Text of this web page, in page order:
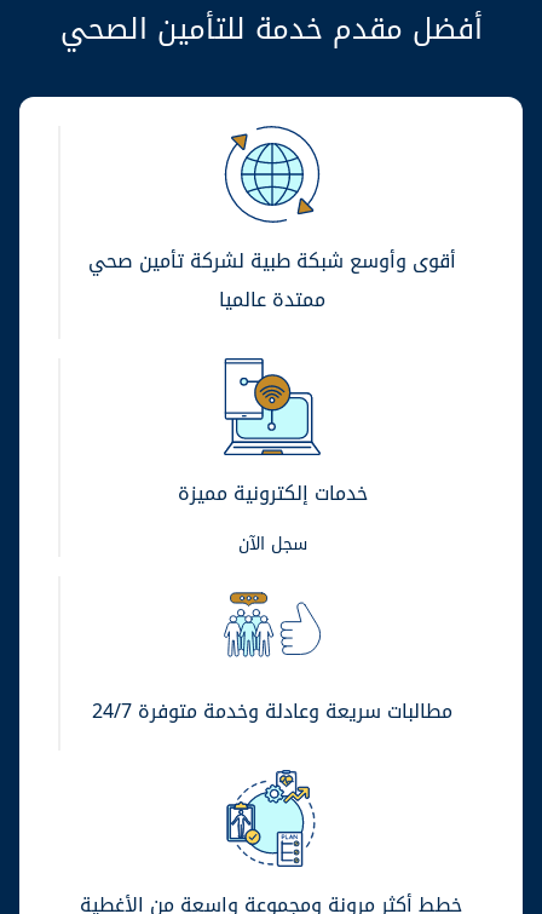
أفضل مقدم خدمة للتأمين الصحي
أقوى وأوسع شبكة طبية لشركة تأمين صحي
ممتدة عالميا
خدمات إلكترونية مميزة
سجل الآن
مطالبات سريعة وعادلة وخدمة متوفرة 24/7
خطط أكثر مرونة ومجموعة واسعة من الأغطية